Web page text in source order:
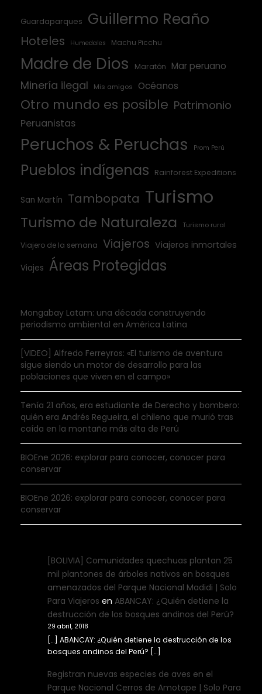
Guardaparques Guillermo Reaño
Hoteles Humedales Machu Picchu
Madre de Dios Maratón Mar peruano
Minería ilegal Mis amigos Océanos
Otro mundo es posible Patrimonio
Peruanistas
Peruchos & Peruchas Prom Perú
Pueblos indígenas Rainforest Expeditions
San Martín Tambopata Turismo
Turismo de Naturaleza Turismo rural
Viajero de la semana Viajeros Viajeros inmortales
Viajes Áreas Protegidas
Mongabay Latam: una década construyendo
periodismo ambiental en América Latina
[VIDEO] Alfredo Ferreyros: «El turismo de aventura
sigue siendo un motor de desarrollo para las
poblaciones que viven en el campo»
Tenía 21 años, era estudiante de Derecho y bombero:
quién era Andrés Regueira, el chileno que murió tras
caída en la montaña más alta de Perú
BIOEne 2026: explorar para conocer, conocer para
conservar
BIOEne 2026: explorar para conocer, conocer para
conservar
[BOLIVIA] Comunidades quechuas plantan 25
mil plantones de árboles nativos en bosques
amenazados del Parque Nacional Madidi | Solo
Para Viajeros en ABANCAY: ¿Quién detiene la
destrucción de los bosques andinos del Perú?
29 abril, 2018
[…] ABANCAY: ¿Quién detiene la destrucción de los
bosques andinos del Perú? […]
Registran nuevas especies de aves en el
Parque Nacional Cerros de Amotape | Solo Para